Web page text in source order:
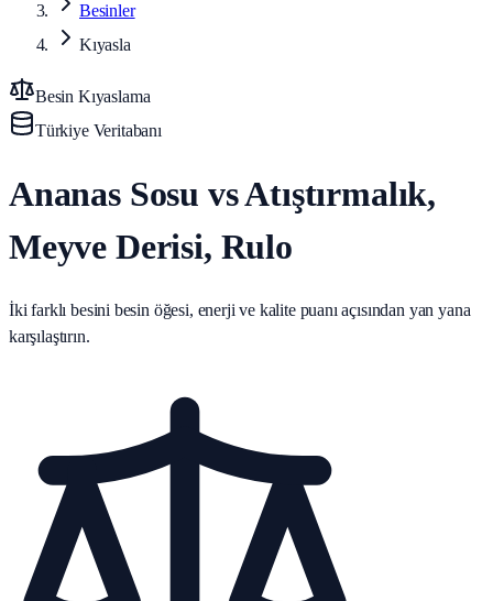
Besinler
Kıyasla
Besin Kıyaslama
Türkiye Veritabanı
Ananas Sosu vs Atıştırmalık,
Meyve Derisi, Rulo
İki farklı besini besin öğesi, enerji ve kalite puanı açısından yan yana
karşılaştırın.